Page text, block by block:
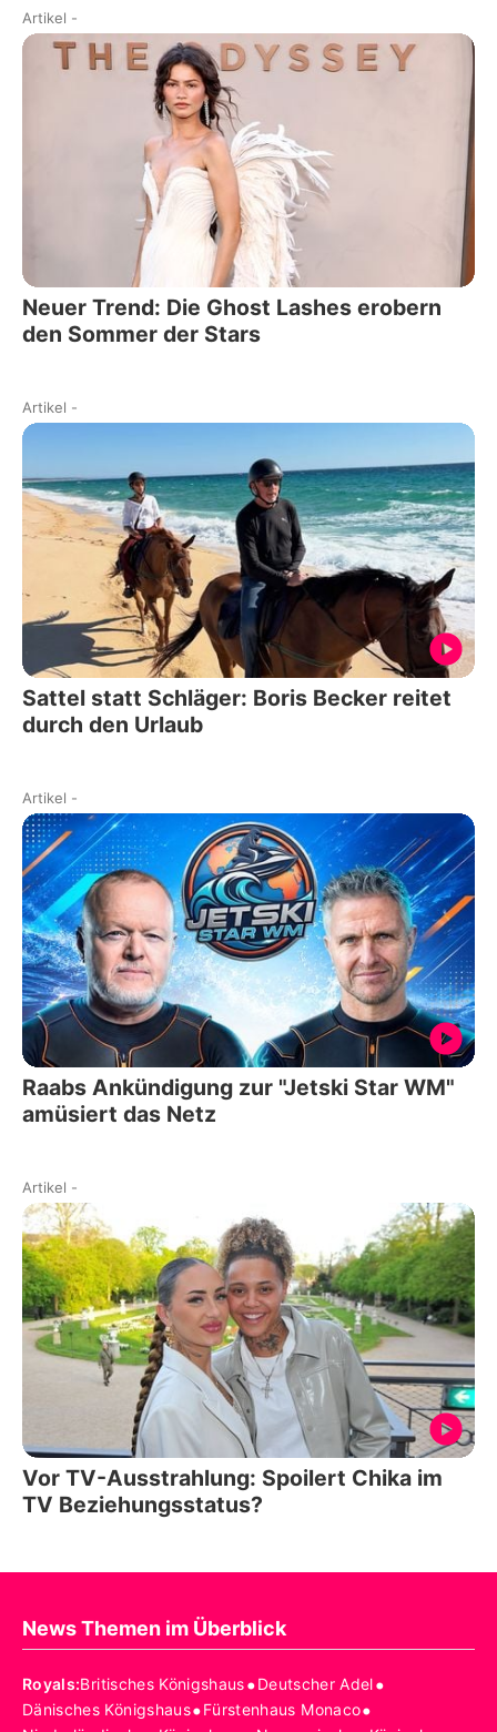
Artikel -
Neuer Trend: Die Ghost Lashes erobern
den Sommer der Stars
Artikel -
Sattel statt Schläger: Boris Becker reitet
durch den Urlaub
Artikel -
Raabs Ankündigung zur "Jetski Star WM"
amüsiert das Netz
Artikel -
Vor TV-Ausstrahlung: Spoilert Chika im
TV Beziehungsstatus?
News Themen im Überblick
Royals:Britisches Königshaus•Deutscher Adel•
Dänisches Königshaus•Fürstenhaus Monaco•